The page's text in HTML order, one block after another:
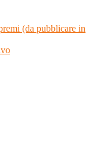
(da pubblicare in